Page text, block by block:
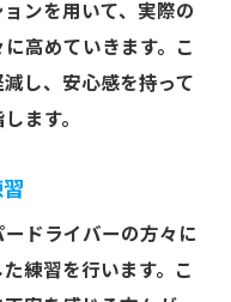
ンを用いて、実際の
高めていきます。こ
し、安心感を持って
ます。
ドライバーの方々に
練習を行います。こ